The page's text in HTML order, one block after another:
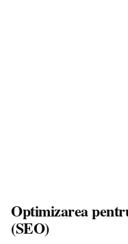
Optimizarea
(SEO)